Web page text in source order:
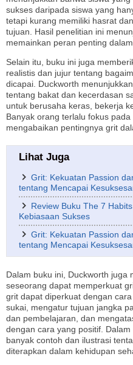
sukses daripada siswa yang
tetapi kurang memiliki hasrat
tujuan. Hasil penelitian ini
memainkan peran penting
Selain itu, buku ini juga
realistis dan jujur tentang
dicapai. Duckworth
tentang bakat dan kecerdasan
untuk berusaha keras, bekerja
Banyak orang terlalu fokus
mengabaikan pentingnya grit
Lihat Juga
Grit: Kekuatan Passion
tentang Mencapai
Review Buku The 7
Kebiasaan Sukses
Grit: Kekuatan Passion
tentang Mencapai
Dalam buku ini, Duckworth juga
seseorang dapat memperkuat
grit dapat diperkuat dengan
sukai, mengatur tujuan jangka
dan pembelajaran, dan
dengan cara yang positif.
banyak contoh dan ilustrasi
diterapkan dalam kehidupan